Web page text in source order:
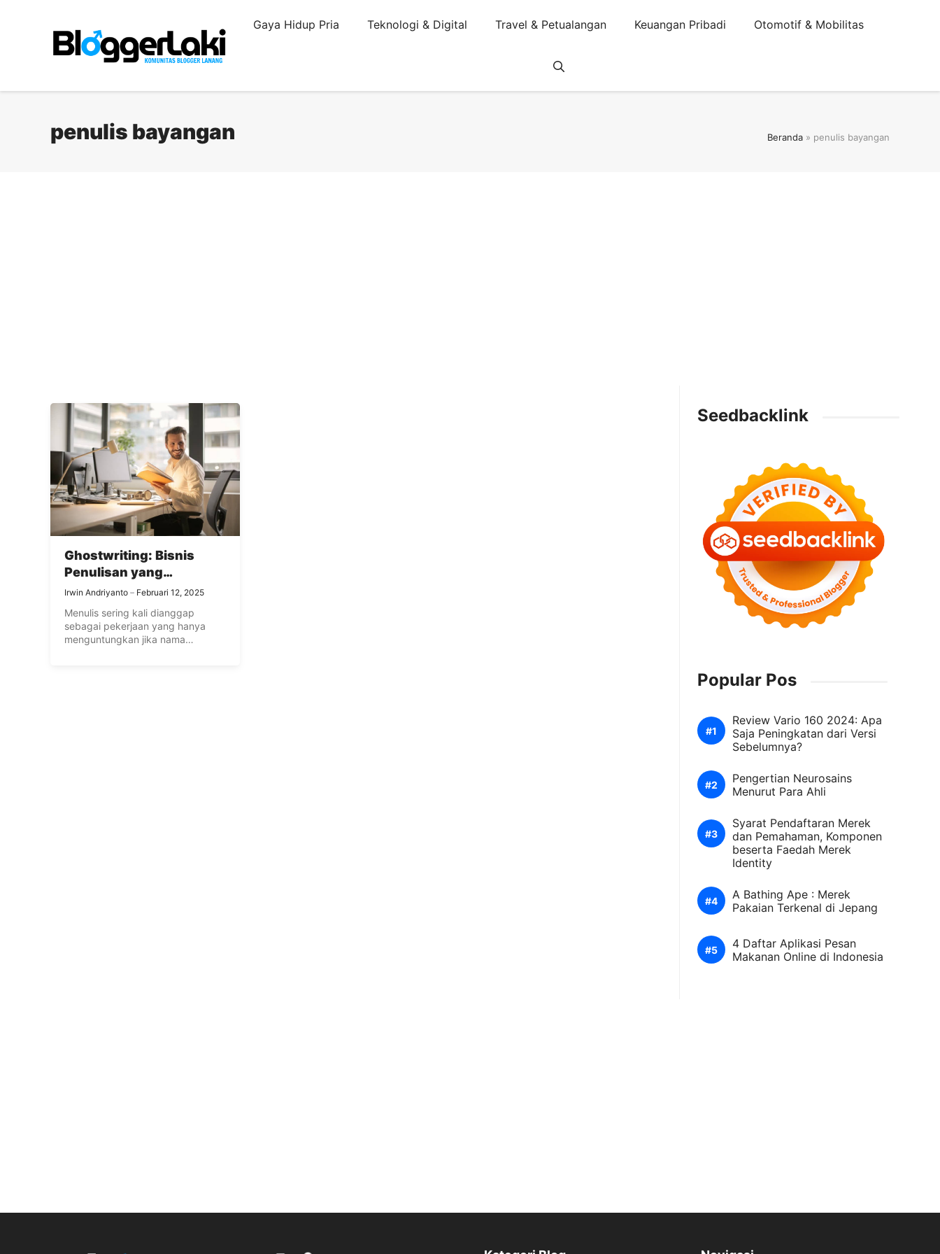
Gaya Hidup Pria Teknologi & Digital Travel & Petualangan Keuangan Pribadi Otomotif & Mobilitas
penulis bayangan Beranda » penulis bayangan
Ghostwriting: Bisnis
Penulisan yang
Menguntungkan Tanpa
Harus Punya Nama
Irwin Andriyanto Februari 12, 2025
Menulis sering kali dianggap
sebagai pekerjaan yang hanya
menguntungkan jika nama
Seedbacklink
Popular Pos
Review Vario 160 2024: Apa
Saja Peningkatan dari Versi
Sebelumnya?
Pengertian Neurosains
Menurut Para Ahli
Syarat Pendaftaran Merek
dan Pemahaman, Komponen
beserta Faedah Merek
Identity
A Bathing Ape : Merek
Pakaian Terkenal di Jepang
4 Daftar Aplikasi Pesan
Makanan Online di Indonesia